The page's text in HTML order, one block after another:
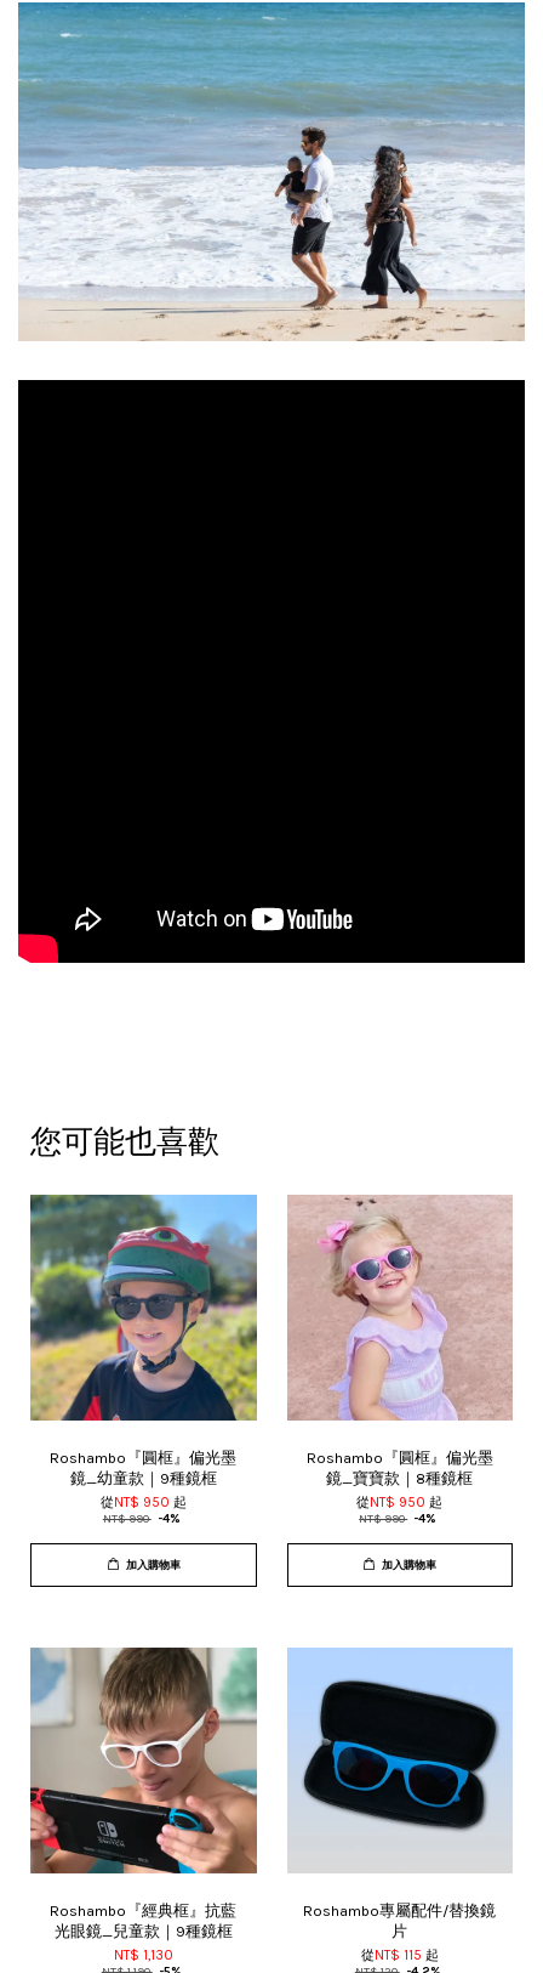
您可能也喜歡
Roshambo『圓框』偏光墨
鏡_幼童款｜9種鏡框
從 NT$ 950 起
NT$ 990 -4%
加入購物車
Roshambo『圓框』偏光墨
鏡_寶寶款｜8種鏡框
從 NT$ 950起
NT$ 990 -4%
加入購物車
Roshambo『經典框』抗藍
光眼鏡_兒童款｜9種鏡框
NT$ 1,130
Roshambo專屬配件/替換鏡
片
從 NT$ 115 起